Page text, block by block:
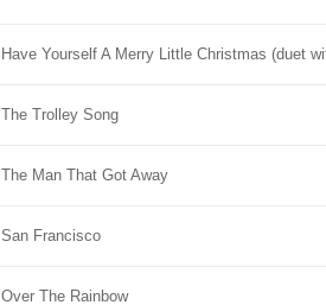
Have Yourself A Merry Little Christmas (duet
The Trolley Song
The Man That Got Away
San Francisco
Over The Rainbow